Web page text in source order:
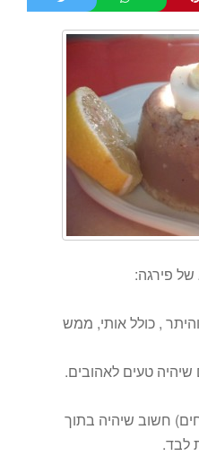
פירגה:
, כולל אותי, ממש
טעים לאהובים.
חשוב שיהיה בתוך
לבד.